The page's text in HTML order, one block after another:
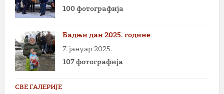
100 фотографија
Бадњи дан 2025. године
7. јануар 2025.
107 фотографија
СВЕ ГАЛЕРИЈЕ